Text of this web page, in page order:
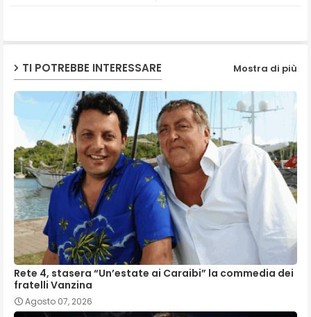
TI POTREBBE INTERESSARE Mostra di più
Rete 4, stasera “Un’estate ai Caraibi” la commedia dei
fratelli Vanzina
Agosto 07, 2026